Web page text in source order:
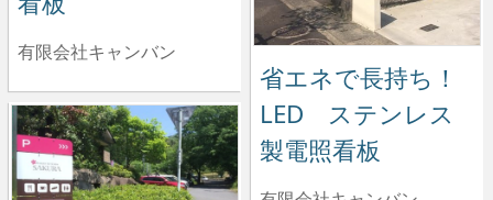
省エネで長持ち！
LED ステンレス
製電照看板
有限会社キャンバン